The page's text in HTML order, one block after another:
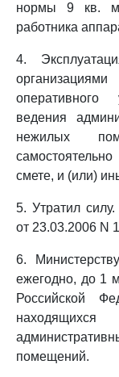
нормы 9 кв.
работника
4.
оперативного
ведения
нежилых
смете, и (или)
5. Утратил
от 23.03.2006 N
6.
ежегодно, до 1
Российской
находящихся
помещений.